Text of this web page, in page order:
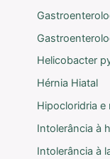
Helicobacter
Hérnia Hiatal
Hipocloridria e
Intolerância à
Intolerância à